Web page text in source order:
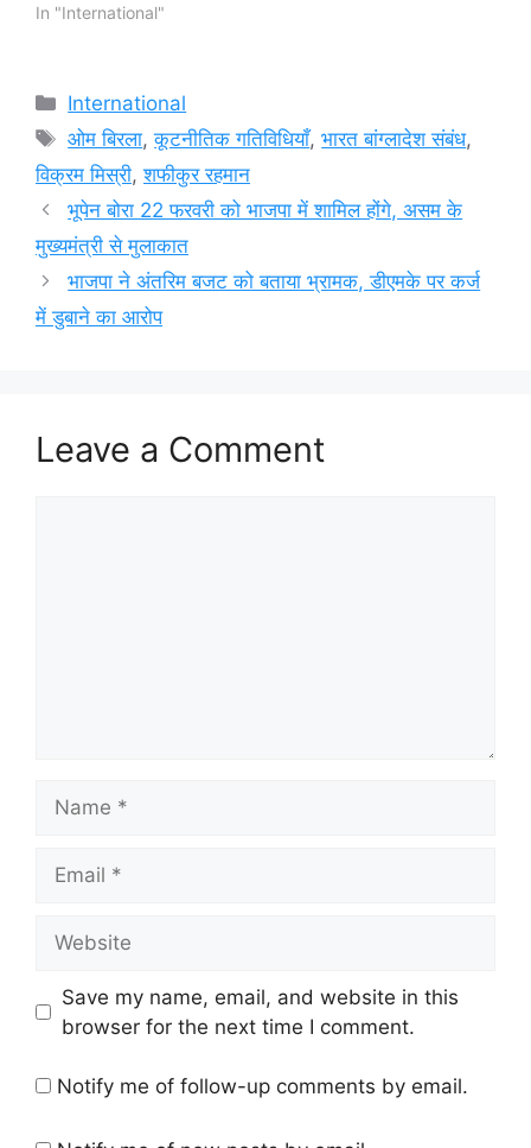
In "International"
Categories
International
Tags
ओम बिरला,कूटनीतिक गतिविधियाँ,भारत बांग्लादेश संबंध,
विक्रम मिस्री,शफीकुर रहमान
भूपेन बोरा 22 फरवरी को भाजपा में शामिल होंगे, असम के
मुख्यमंत्री से मुलाकात
भाजपा ने अंतरिम बजट को बताया भ्रामक, डीएमके पर कर्ज
में डुबाने का आरोप
Leave a Comment
Save my name, email, and website in this
browser for the next time I comment.
Notify me of follow-up comments by email.